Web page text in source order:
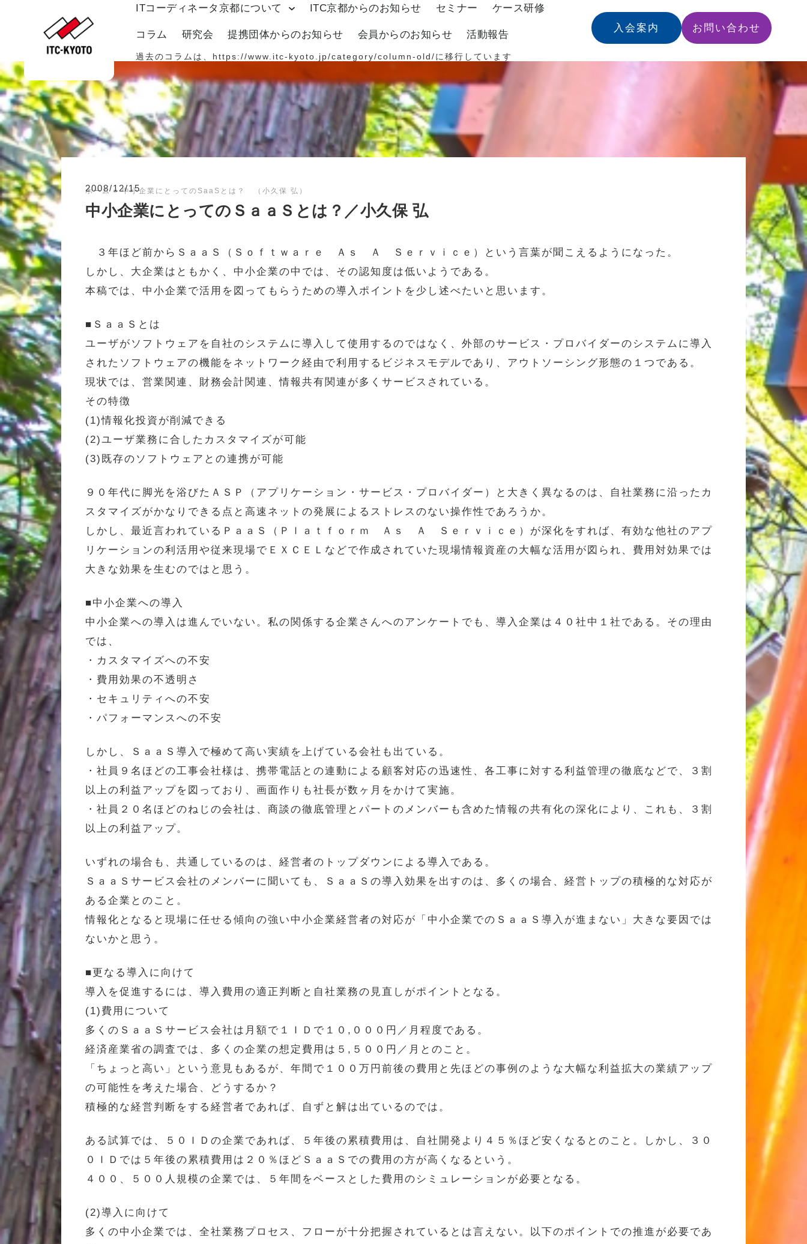
ITコーディネータ京都について ITC京都からのお知らせ セミナー ケース研修
コラム 研究会 提携団体からのお知らせ 会員からのお知らせ 活動報告
過去のコラムは、 https://www.itc-kyoto.jp/category/column-old/ に移行しています
入会案内 お問い合わせ
ホーム»中小企業にとってのSaaSとは？ （小久保 弘）
2008/12/15
中小企業にとってのＳａａＳとは？／小久保 弘
３年ほど前からＳａａＳ（Ｓｏｆｔｗａｒｅ Ａｓ Ａ Ｓｅｒｖｉｃｅ）という言葉が聞こえるようになった。
しかし、大企業はともかく、中小企業の中では、その認知度は低いようである。
本稿では、中小企業で活用を図ってもらうための導入ポイントを少し述べたいと思います。
■ＳａａＳとは
ユーザがソフトウェアを自社のシステムに導入して使用するのではなく、外部のサービス・プロバイダーのシステムに導入
されたソフトウェアの機能をネットワーク経由で利用するビジネスモデルであり、アウトソーシング形態の１つである。
現状では、営業関連、財務会計関連、情報共有関連が多くサービスされている。
その特徴
(1)情報化投資が削減できる
(2)ユーザ業務に合したカスタマイズが可能
(3)既存のソフトウェアとの連携が可能
９０年代に脚光を浴びたＡＳＰ（アプリケーション・サービス・プロバイダー）と大きく異なるのは、自社業務に沿ったカ
スタマイズがかなりできる点と高速ネットの発展によるストレスのない操作性であろうか。
しかし、最近言われているＰａａＳ（Ｐｌａｔｆｏｒｍ Ａｓ Ａ Ｓｅｒｖｉｃｅ）が深化をすれば、有効な他社のアプ
リケーションの利活用や従来現場でＥＸＣＥＬなどで作成されていた現場情報資産の大幅な活用が図られ、費用対効果では
大きな効果を生むのではと思う。
■中小企業への導入
中小企業への導入は進んでいない。私の関係する企業さんへのアンケートでも、導入企業は４０社中１社である。その理由
では、
・カスタマイズへの不安
・費用効果の不透明さ
・セキュリティへの不安
・パフォーマンスへの不安
しかし、ＳａａＳ導入で極めて高い実績を上げている会社も出ている。
・社員９名ほどの工事会社様は、携帯電話との連動による顧客対応の迅速性、各工事に対する利益管理の徹底などで、３割
以上の利益アップを図っており、画面作りも社長が数ヶ月をかけて実施。
・社員２０名ほどのねじの会社は、商談の徹底管理とパートのメンバーも含めた情報の共有化の深化により、これも、３割
以上の利益アップ。
いずれの場合も、共通しているのは、経営者のトップダウンによる導入である。
ＳａａＳサービス会社のメンバーに聞いても、ＳａａＳの導入効果を出すのは、多くの場合、経営トップの積極的な対応が
ある企業とのこと。
情報化となると現場に任せる傾向の強い中小企業経営者の対応が「中小企業でのＳａａＳ導入が進まない」大きな要因では
ないかと思う。
■更なる導入に向けて
導入を促進するには、導入費用の適正判断と自社業務の見直しがポイントとなる。
(1)費用について
多くのＳａａＳサービス会社は月額で１ＩＤで１０,０００円／月程度である。
経済産業省の調査では、多くの企業の想定費用は５,５００円／月とのこと。
「ちょっと高い」という意見もあるが、年間で１００万円前後の費用と先ほどの事例のような大幅な利益拡大の業績アップ
の可能性を考えた場合、どうするか？
積極的な経営判断をする経営者であれば、自ずと解は出ているのでは。
ある試算では、５０ＩＤの企業であれば、５年後の累積費用は、自社開発より４５％ほど安くなるとのこと。しかし、３０
０ＩＤでは５年後の累積費用は２０％ほどＳａａＳでの費用の方が高くなるという。
４００、５００人規模の企業では、５年間をベースとした費用のシミュレーションが必要となる。
(2)導入に向けて
多くの中小企業では、全社業務プロセス、フローが十分把握されているとは言えない。以下のポイントでの推進が必要であ